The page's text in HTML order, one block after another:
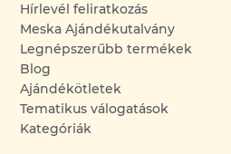
Hírlevél feliratkozás
Meska Ajándékutalvány
Legnépszerűbb termékek
Blog
Ajándékötletek
Tematikus válogatások
Kategóriák